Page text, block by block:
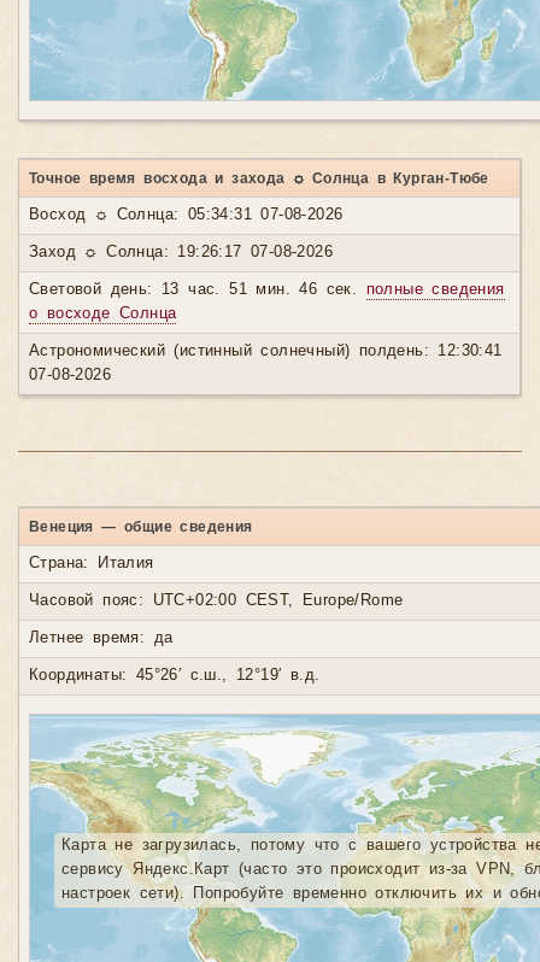
Точное время восхода и захода ☼ Солнца в Курган-Тюбе
Восход ☼ Солнца: 05:34:31 07-08-2026
Заход ☼ Солнца: 19:26:17 07-08-2026
Световой день: 13 час. 51 мин. 46 сек. полные сведения
о восходе Солнца
Астрономический (истинный солнечный) полдень: 12:30:41
07-08-2026
Венеция — общие сведения
Страна: Италия
Часовой пояс: UTC+02:00 CEST, Europe/Rome
Летнее время: да
Координаты: 45°26′ с.ш., 12°19′ в.д.
Карта не загрузилась, потому что с вашего устройства
сервису Яндекс.Карт (часто это происходит из-за VPN,
настроек сети). Попробуйте временно отключить их и